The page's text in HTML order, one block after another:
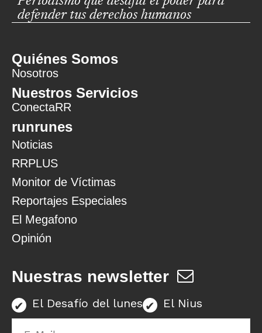
defender tus derechos humanos
Quiénes Somos
Nosotros
Nuestros Servicios
ConectaRR
runrunes
Noticias
RRPLUS
Monitor de Víctimas
Reportajes Especiales
El Megafono
Opinión
Nuestras newsletter
El Desafío del lunes El Nius